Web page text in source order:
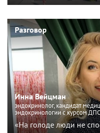
Разговор
Инна Вейцман
эндокринолог, кандидат
эндокринологии с курсом
«На голоде люди не